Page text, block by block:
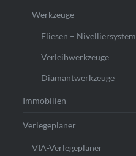
Werkzeuge
Fliesen – Nivelliersystem
Verleihwerkzeuge
Diamantwerkzeuge
Immobilien
Verlegeplaner
VIA-Verlegeplaner